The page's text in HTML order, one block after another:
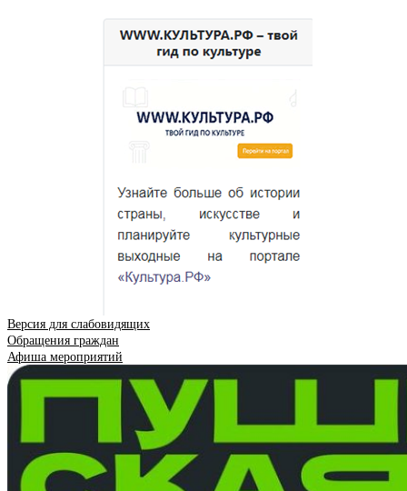
Версия для слабовидящих
Обращения граждан
Афиша мероприятий